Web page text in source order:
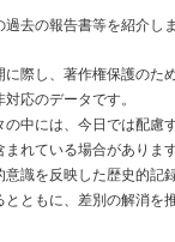
去の報告書等を紹介しま
に際し、著作権保護のた
応のデータです。
の中には、今日では配
れている場合があります
識を反映した歴史的記
ともに、差別の解消を